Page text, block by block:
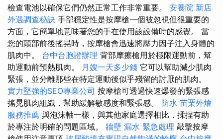
檢查電池以確保它們仍然正常工作非常重要。 安養院 新店
外遇調查秘訣 手部穩定性是按摩槍一個被忽視但很重要的
方面，它簡單地意味著您的手在使用該設備時的感覺。 當
您的頭部前後搖晃時，按摩槍會迅速將壓力因子注入身體的
肌肉中。 台中台胞證辦理 背部摩擦槍用於極限運動前，幫
助運動前預熱肌肉。 月嫂一天多少錢 它可以幫助減少肌肉
緊張，並分離那些在特定運動後似乎殘留的討厭的肌肉。
實力堅強的SEO專業公司 按摩槍可透過快速爆發的緊張感
搖晃肌肉組織，幫助緩解敏感度和緊張感。 防水 苗栗外燴
服務推薦 與泡沫軸一樣，與其他家庭選擇相比，揉捏有助
於專注於明確的問題區域。 牆壁 漏水 緊急處理 敲擊按摩